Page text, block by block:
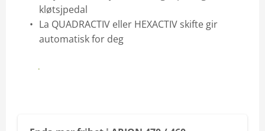
kløtsjpedal
La QUADRACTIV eller HEXACTIV skifte gir
automatisk for deg
Last ned brosjyre her